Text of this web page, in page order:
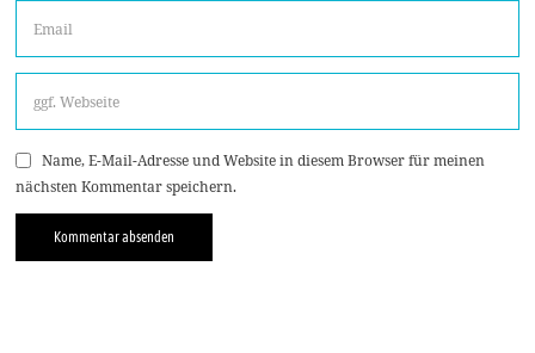
Name, E-Mail-Adresse und Website in diesem Browser für meinen
nächsten Kommentar speichern.